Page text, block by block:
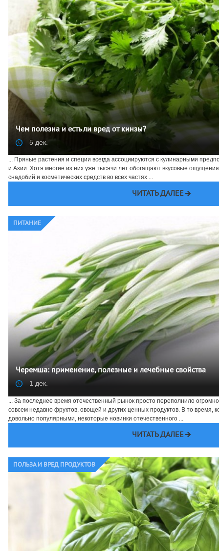
Чем полезна и есть ли вред от кинзы?
5 дек.
... Пряные растения и специи всегда ассоциируются с кулинарными
и Азии. Хотя многие из них уже тысячи лет обогащают вкусовые
снадобий и косметических средств во всех частях ...
ЧИТАТЬ ДАЛЕЕ
ПИТАНИЕ
Черемша: применение, полезные и лечебные свойства
1 дек.
... За последнее время отечественный рынок просто переполнило
совсем недавно фруктов, овощей и других ценных продуктов. В то время,
довольно популярными, некоторые новинки отечественного ...
ЧИТАТЬ ДАЛЕЕ
ПОЛЬЗА И ВРЕД ПРОДУКТОВ